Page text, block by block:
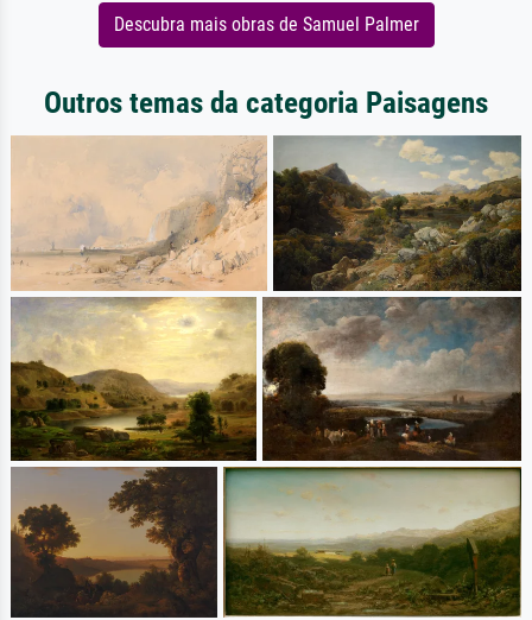
Descubra mais obras de Samuel Palmer
Outros temas da categoria Paisagens